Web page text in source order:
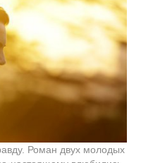
Роман двух молодых